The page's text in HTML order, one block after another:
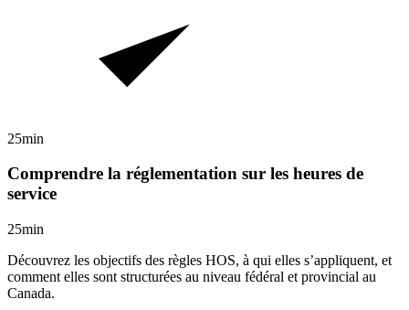
25min
Comprendre la réglementation sur les heures de
service
25min
Découvrez les objectifs des règles HOS, à qui elles s’appliquent, et
comment elles sont structurées au niveau fédéral et provincial au
Canada.